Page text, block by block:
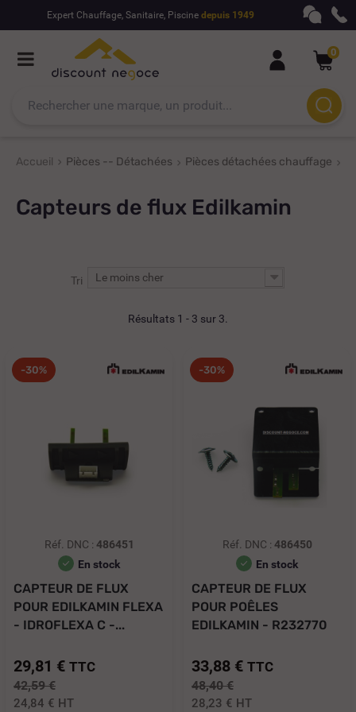
Expert Chauffage, Sanitaire, Piscine depuis 1949
0
Accueil Pièces -- Détachées Pièces détachées chauffage
Capteurs de flux Edilkamin
Tri Le moins cher
Résultats 1 - 3 sur 3.
-30%
Réf. DNC : 486451
En stock
CAPTEUR DE FLUX
POUR EDILKAMIN FLEXA
- IDROFLEXA C -...
29,81 € TTC
42,59 €
24,84 € HT
-30%
Réf. DNC : 486450
En stock
CAPTEUR DE FLUX
POUR POÊLES
EDILKAMIN - R232770
33,88 € TTC
48,40 €
28,23 € HT